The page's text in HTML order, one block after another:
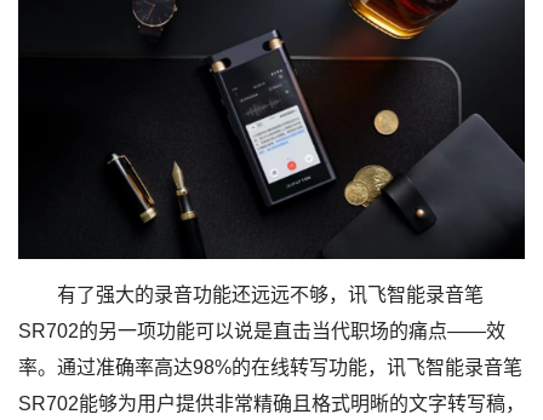
有了强大的录音功能还远远不够，讯飞智能录音笔
SR702的另一项功能可以说是直击当代职场的痛点——效
率。通过准确率高达98%的在线转写功能，讯飞智能录音笔
SR702能够为用户提供非常精确且格式明晰的文字转写稿，